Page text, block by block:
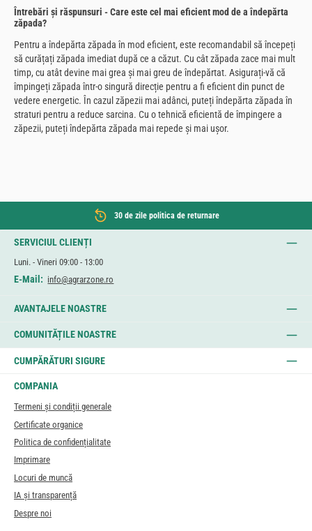
Întrebări și răspunsuri - Care este cel mai eficient mod de a îndepărta
zăpada?
Pentru a îndepărta zăpada în mod eficient, este recomandabil să începeți
să curățați zăpada imediat după ce a căzut. Cu cât zăpada zace mai mult
timp, cu atât devine mai grea și mai greu de îndepărtat. Asigurați-vă că
împingeți zăpada într-o singură direcție pentru a fi eficient din punct de
vedere energetic. În cazul zăpezii mai adânci, puteți îndepărta zăpada în
straturi pentru a reduce sarcina. Cu o tehnică eficientă de împingere a
zăpezii, puteți îndepărta zăpada mai repede și mai ușor.
30 de zile politica de returnare
SERVICIUL CLIENȚI
Luni. - Vineri 09:00 - 13:00
E-Mail: info@agrarzone.ro
AVANTAJELE NOASTRE
COMUNITĂȚILE NOASTRE
CUMPĂRĂTURI SIGURE
COMPANIA
Termeni și condiții generale
Certificate organice
Politica de confidențialitate
Imprimare
Locuri de muncă
IA și transparență
Despre noi